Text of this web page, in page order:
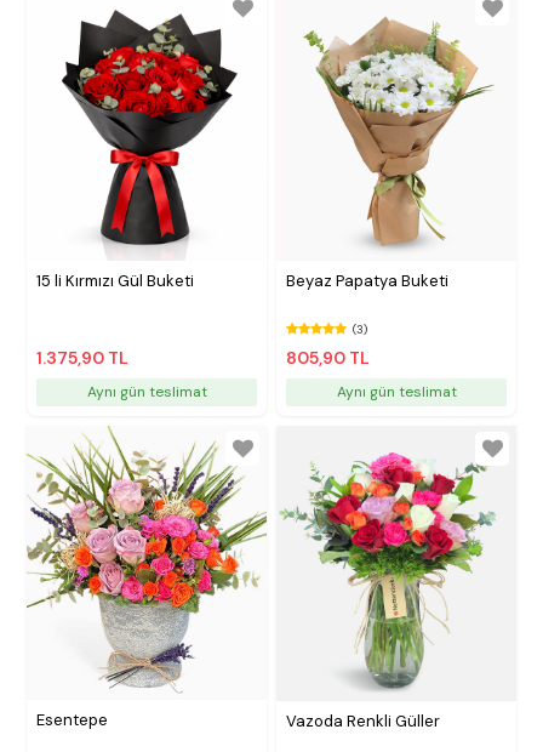
15 li Kırmızı Gül Buketi
1.375,90 TL
Aynı gün teslimat
Beyaz Papatya Buketi
(3)
805,90 TL
Aynı gün teslimat
Esentepe Vazoda Renkli Güller